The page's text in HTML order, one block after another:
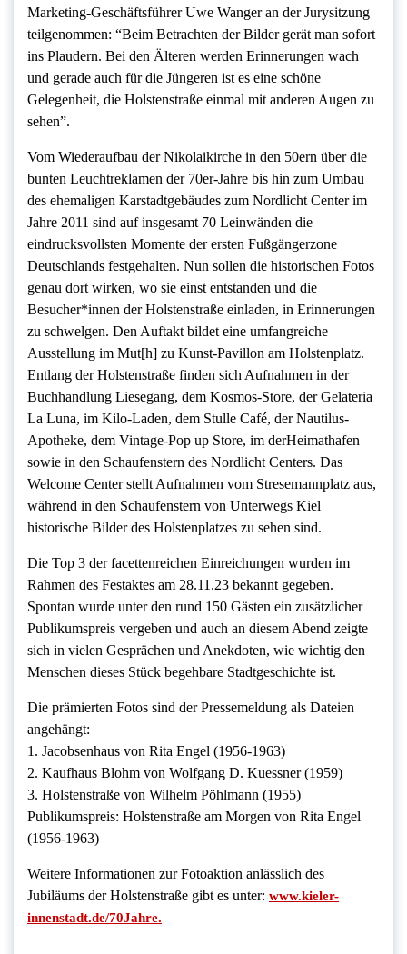
Marketing-Geschäftsführer Uwe Wanger an der Jurysitzung
teilgenommen: “Beim Betrachten der Bilder gerät man sofort
ins Plaudern. Bei den Älteren werden Erinnerungen wach
und gerade auch für die Jüngeren ist es eine schöne
Gelegenheit, die Holstenstraße einmal mit anderen Augen zu
sehen”.
Vom Wiederaufbau der Nikolaikirche in den 50ern über die
bunten Leuchtreklamen der 70er-Jahre bis hin zum Umbau
des ehemaligen Karstadtgebäudes zum Nordlicht Center im
Jahre 2011 sind auf insgesamt 70 Leinwänden die
eindrucksvollsten Momente der ersten Fußgängerzone
Deutschlands festgehalten. Nun sollen die historischen Fotos
genau dort wirken, wo sie einst entstanden und die
Besucher*innen der Holstenstraße einladen, in Erinnerungen
zu schwelgen. Den Auftakt bildet eine umfangreiche
Ausstellung im Mut[h] zu Kunst-Pavillon am Holstenplatz.
Entlang der Holstenstraße finden sich Aufnahmen in der
Buchhandlung Liesegang, dem Kosmos-Store, der Gelateria
La Luna, im Kilo-Laden, dem Stulle Café, der Nautilus-
Apotheke, dem Vintage-Pop up Store, im derHeimathafen
sowie in den Schaufenstern des Nordlicht Centers. Das
Welcome Center stellt Aufnahmen vom Stresemannplatz aus,
während in den Schaufenstern von Unterwegs Kiel
historische Bilder des Holstenplatzes zu sehen sind.
Die Top 3 der facettenreichen Einreichungen wurden im
Rahmen des Festaktes am 28.11.23 bekannt gegeben.
Spontan wurde unter den rund 150 Gästen ein zusätzlicher
Publikumspreis vergeben und auch an diesem Abend zeigte
sich in vielen Gesprächen und Anekdoten, wie wichtig den
Menschen dieses Stück begehbare Stadtgeschichte ist.
Die prämierten Fotos sind der Pressemeldung als Dateien
angehängt:
1. Jacobsenhaus von Rita Engel (1956-1963)
2. Kaufhaus Blohm von Wolfgang D. Kuessner (1959)
3. Holstenstraße von Wilhelm Pöhlmann (1955)
Publikumspreis: Holstenstraße am Morgen von Rita Engel
(1956-1963)
Weitere Informationen zur Fotoaktion anlässlich des
Jubiläums der Holstenstraße gibt es unter: www.kieler-
innenstadt.de/70Jahre.